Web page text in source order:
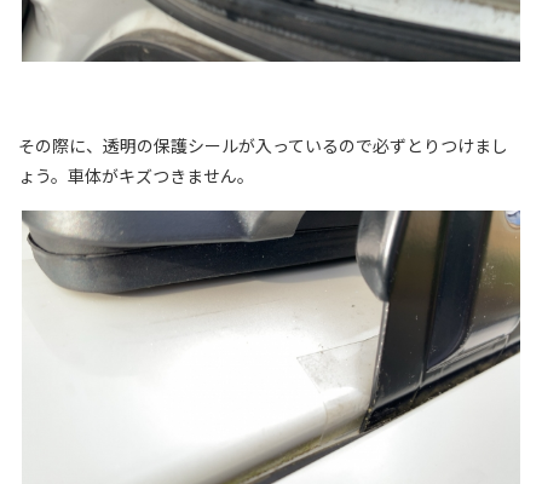
その際に、透明の保護シールが入っているので必ずとりつけまし
ょう。車体がキズつきません。